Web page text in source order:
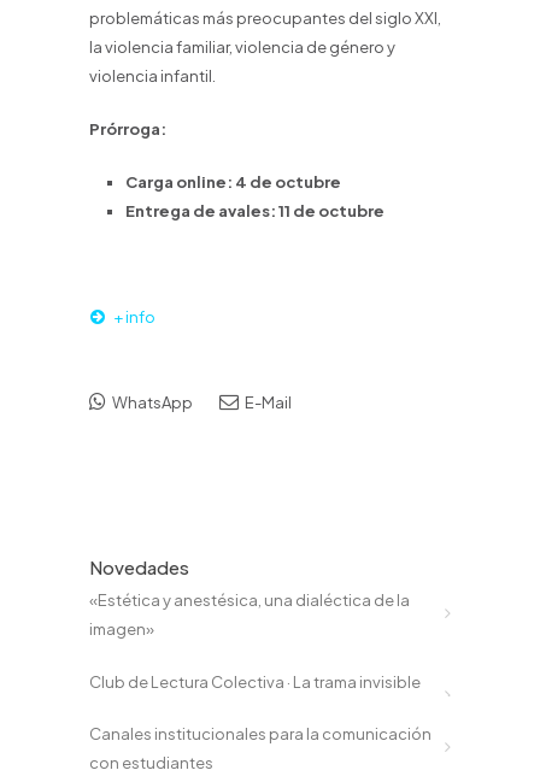
problemáticas más preocupantes del siglo XXI,
la violencia familiar, violencia de género y
violencia infantil.
Prórroga:
Carga online: 4 de octubre
Entrega de avales: 11 de octubre
+ info
WhatsApp E-Mail
Novedades
«Estética y anestésica, una dialéctica de la
imagen»
Club de Lectura Colectiva · La trama invisible
Canales institucionales para la comunicación
con estudiantes